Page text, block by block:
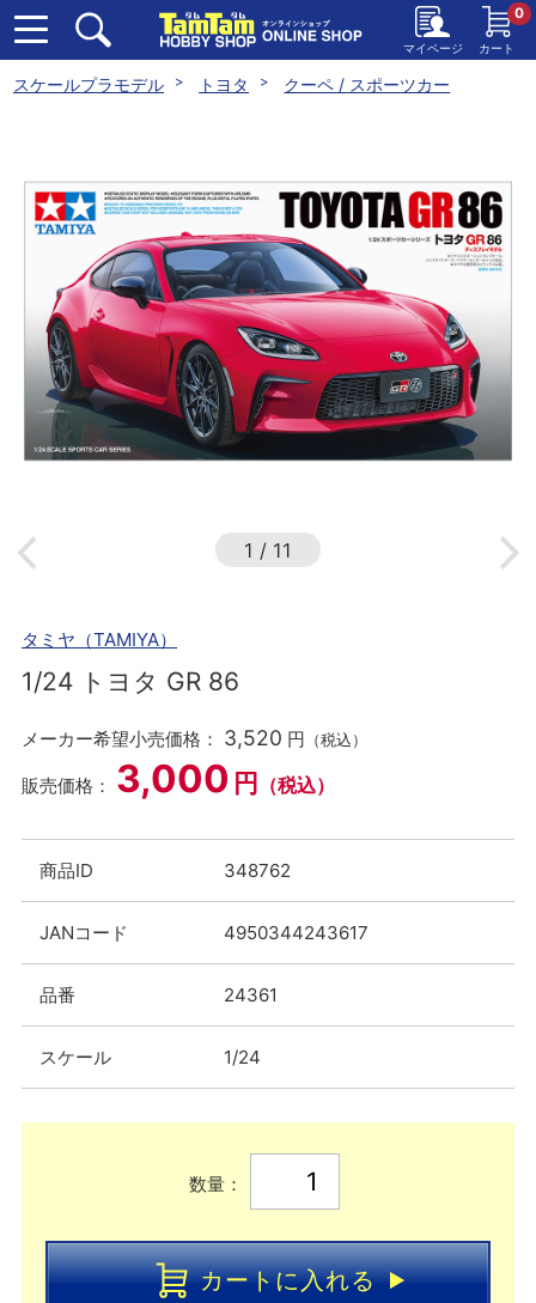
マイページ カート
0
スケールプラモデル トヨタ クーペ / スポーツカー
1 / 11
タミヤ（TAMIYA）
1/24 トヨタ GR 86
メーカー希望小売価格： 3,520 円 （税込）
販売価格： 3,000 円 （税込）
商品ID 348762
JANコード 4950344243617
品番 24361
スケール 1/24
数量：
カートに入れる